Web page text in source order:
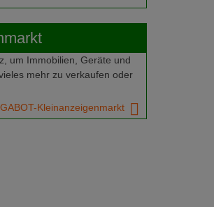
um Immobilien, Geräte und
mehr zu verkaufen oder
Kleinanzeigenmarkt